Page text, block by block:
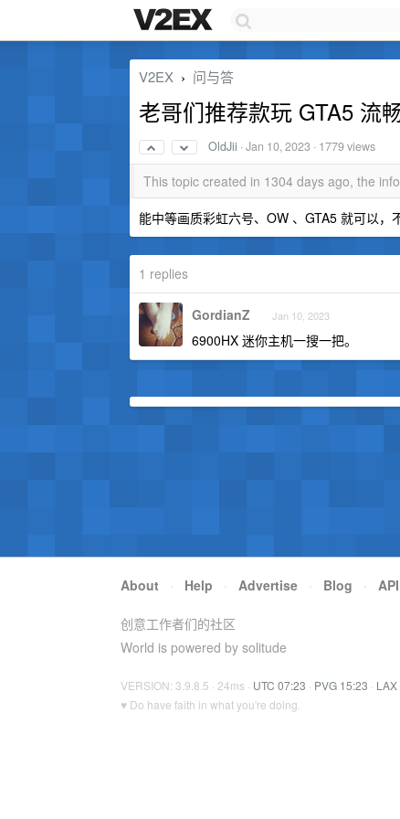
V2EX › 问与答
老哥们推荐款玩 GTA5 流
OldJii ·Jan 10, 2023 · 1779 views
This topic created in 1304 days ago, the
能中等画质彩虹六号、OW 、GTA5 就可以，
1 replies
GordianZ Jan 10, 2023
6900HX 迷你主机一搜一把。
About · Help · Advertise · Blog · API
创意工作者们的社区
World is powered by solitude
VERSION: 3.9.8.5 · 24ms · UTC 07:23 · PVG 15:23 ·
♥ Do have faith in what you're doing.